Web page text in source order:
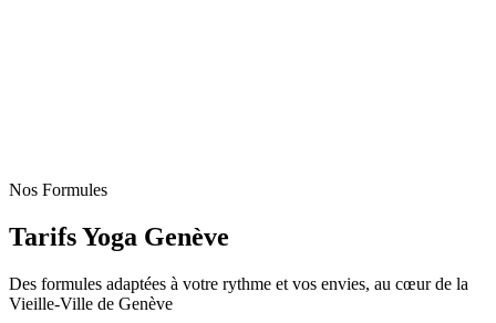
Nos Formules
TarifsYoga Genève
Des formules adaptées à votre rythme et vos envies, au cœur de la
Vieille-Ville de Genève